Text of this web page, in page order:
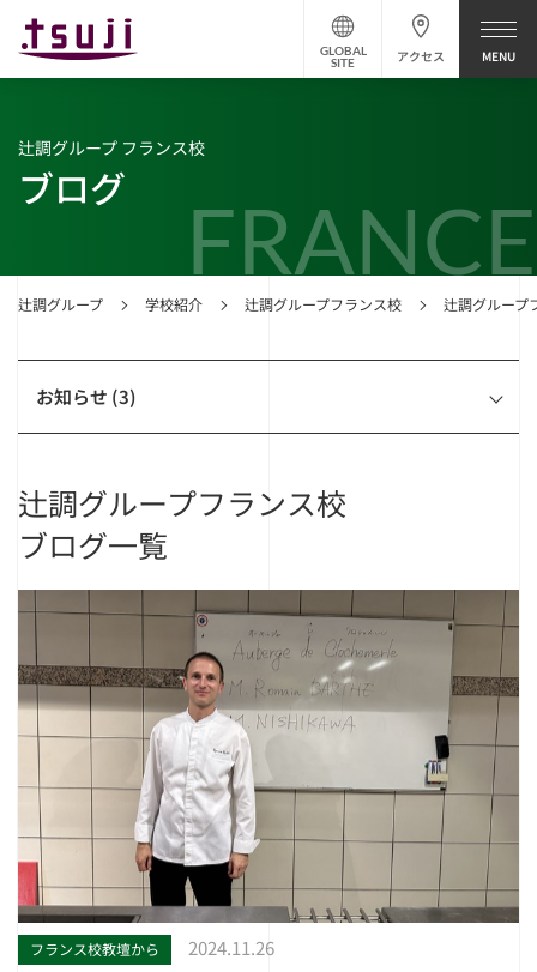
アクセス
GLOBAL
SITE
FRANCE
辻調グループ 学校紹介 辻調グループフランス校 辻調グループ
辻調グループ フランス校
ブログ
お知らせ (3)
辻調グループフランス校
ブログ一覧
フランス校教壇から 2024.11.26